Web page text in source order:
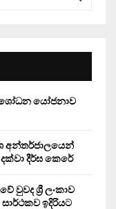
E
A
R
H
යෝජනාව
අන්තර්ජාලයෙන්
දීර්ඝ කෙරේ
වුවද ශ්‍රී ලංකාව
ඉදිරියට